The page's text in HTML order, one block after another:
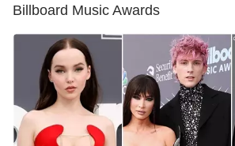
Billboard Music Awards